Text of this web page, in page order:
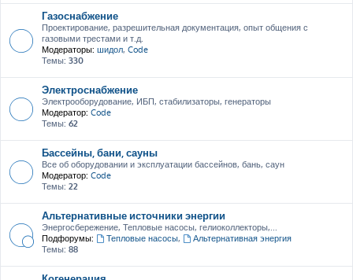
Газоснабжение
Проектирование, разрешительная документация, опыт общения с
газовыми трестами и т.д.
Модераторы: шидол, Code
Темы: 330
Электроснабжение
Электрооборудование, ИБП, стабилизаторы, генераторы
Модератор: Code
Темы: 62
Бассейны, бани, сауны
Все об оборудовании и эксплуатации бассейнов, бань, саун
Модератор: Code
Темы: 22
Альтернативные источники энергии
Энергосбережение, Тепловые насосы, гелиоколлекторы,...
Подфорумы:
Тепловые насосы,
Альтернативная энергия
Темы: 88